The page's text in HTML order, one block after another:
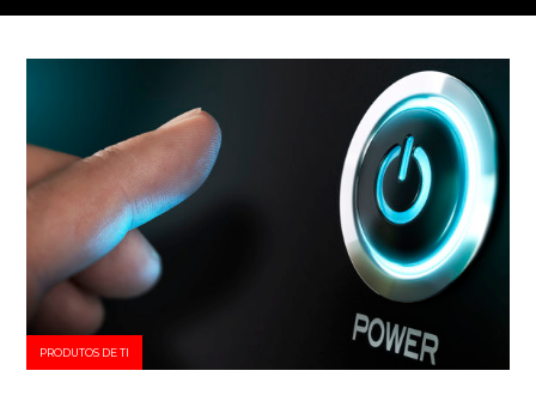
PRODUTOS DE TI